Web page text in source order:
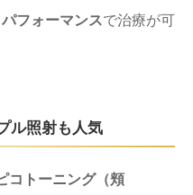
フォーマンスで治療が可
ル照射も人気
コトーニング（頬